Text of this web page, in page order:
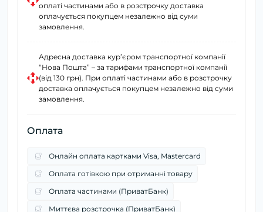
оплаті частинами або в розстрочку доставка
оплачується покупцем незалежно від суми
замовлення.
Адресна доставка курʼєром транспортної компанії
“Нова Пошта” – за тарифами транспортної компанії
(від 130 грн). При оплаті частинами або в розстрочку
доставка оплачується покупцем незалежно від суми
замовлення.
Оплата
Онлайн оплата картками Visa, Mastercard
Оплата готівкою при отриманні товару
Оплата частинами (ПриватБанк)
Миттєва розстрочка (ПриватБанк)